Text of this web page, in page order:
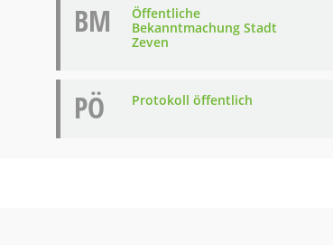
BM
Öffentliche
Bekanntmachung Stadt
Zeven
PÖ Protokoll öffentlich